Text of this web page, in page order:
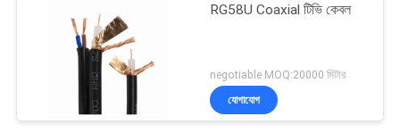
RG58U Coaxial টিভি কেবল
negotiable MOQ:20000 মিটার
যোগাযোগ